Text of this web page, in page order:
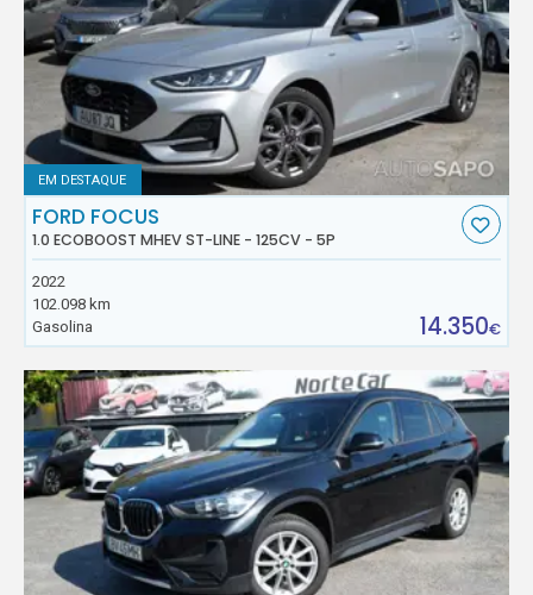
EM DESTAQUE
FORD FOCUS
1.0 ECOBOOST MHEV ST-LINE - 125CV - 5P
2022
102.098 km
Gasolina
14.350€